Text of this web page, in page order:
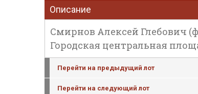
Описание
Смирнов Алексей Глебович
Городская центральная
Перейти на предыдущий лот
Перейти на следующий лот